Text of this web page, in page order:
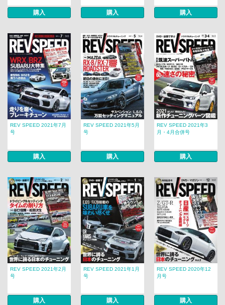
購入 購入 購入
REV SPEED 2021年7月
号
購入
REV SPEED 2021年5月
号
購入
REV SPEED 2021年3
月・4月合併号
購入
REV SPEED 2021年2月
号
購入
REV SPEED 2021年1月
号
購入
REV SPEED 2020年12
月号
購入